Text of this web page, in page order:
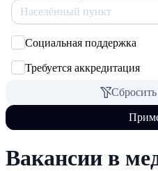
Населённый пункт
Социальная поддержка
Требуется аккредитация
Вакансии в